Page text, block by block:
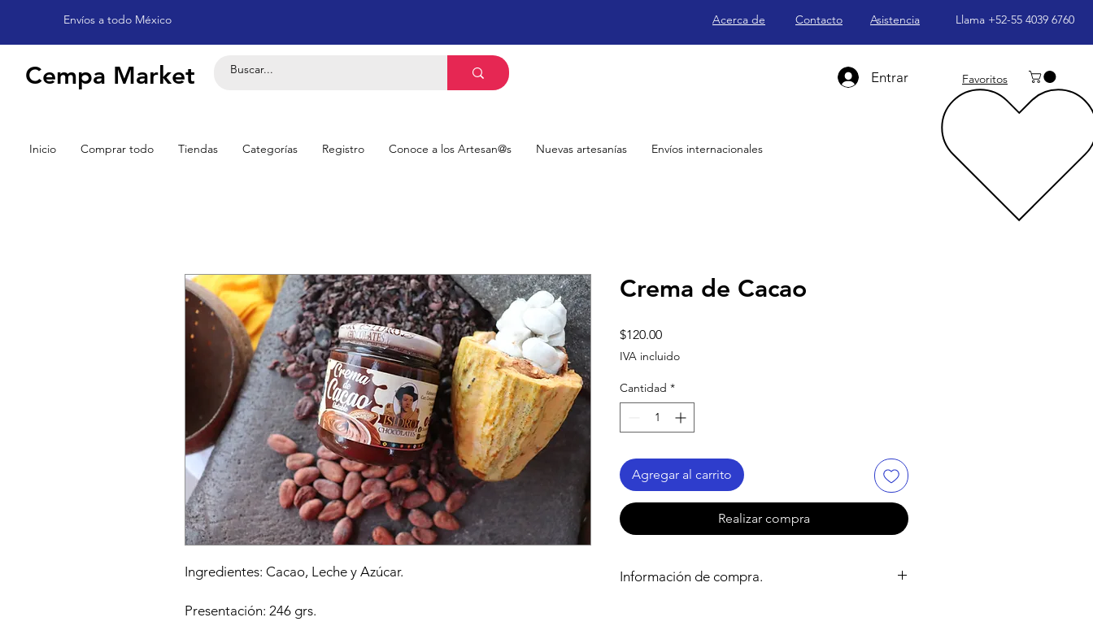
Envíos a todo México Acerca de Contacto Asistencia Llama +52-55 4039 6760
Cempa Market Entrar Favoritos
Inicio Comprar todo Tiendas Categorías Registro Conoce a los Artesan@s Nuevas artesanías Envíos internacionales
Ingredientes: Cacao, Leche y Azúcar.
Presentación: 246 grs.
Crema de Cacao
$120.00Precio
IVA incluido
Cantidad *
Agregar al carrito
Realizar compra
Información de compra.